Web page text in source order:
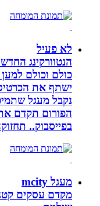
לא פעיל
הנטוורקינג החדשני
כולם וכולם למען
ישתף את הכרטיס עם
נקבל מעגל שתמיכה
הפורום תקדם את
בפייסבוק.. תחזוקה
מעגל mcity
מקדם עסקים קטנים